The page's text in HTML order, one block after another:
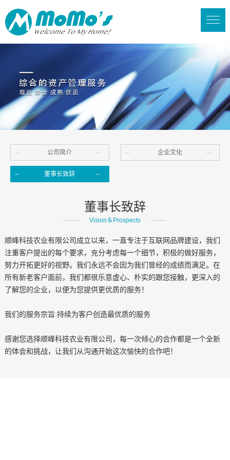
公司简介 企业文化
董事长致辞
董事长致辞
Vision＆Prospects
顺峰科技农业有限公司成立以来，一直专注于互联网品牌建设，我们
注重客户提出的每个要求，充分考虑每一个细节，积极的做好服务，
努力开拓更好的视野。我们永远不会因为我们曾经的成绩而满足。在
所有新老客户面前，我们都很乐意虚心、朴实的跟您接触，更深入的
了解您的企业，以便为您提供更优质的服务！
我们的服务宗旨:持续为客户创造最优质的服务
感谢您选择顺峰科技农业有限公司，每一次倾心的合作都是一个全新
的体会和挑战，让我们从沟通开始这次愉快的合作吧！